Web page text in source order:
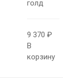
голд
9 370 ₽
В
корзину